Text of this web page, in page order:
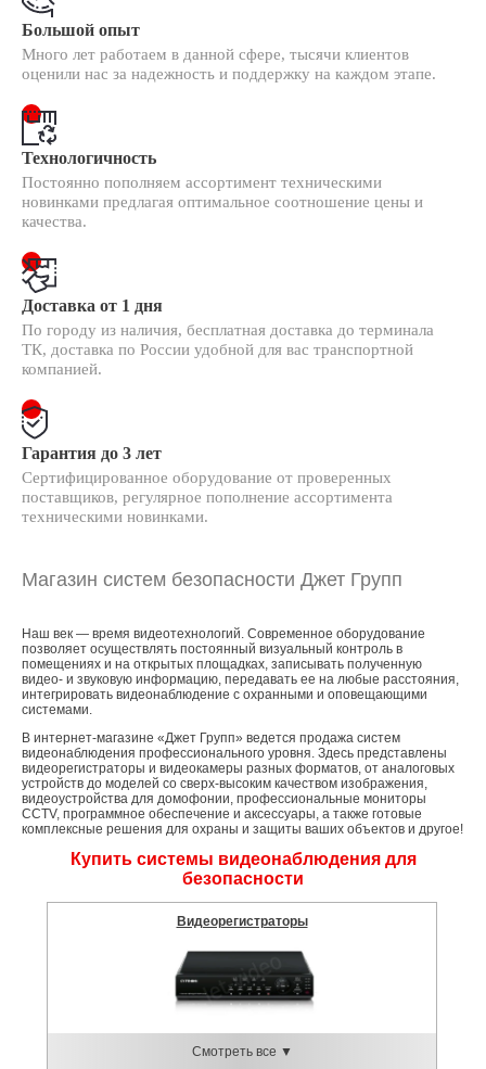
Большой опыт
Много лет работаем в данной сфере, тысячи клиентов
оценили нас за надежность и поддержку на каждом этапе.
Технологичность
Постоянно пополняем ассортимент техническими
новинками предлагая оптимальное соотношение цены и
качества.
Доставка от 1 дня
По городу из наличия, бесплатная доставка до терминала
ТК, доставка по России удобной для вас транспортной
компанией.
Гарантия до 3 лет
Сертифицированное оборудование от проверенных
поставщиков, регулярное пополнение ассортимента
техническими новинками.
Магазин систем безопасности Джет Групп
Наш век — время видеотехнологий. Современное оборудование
позволяет осуществлять постоянный визуальный контроль в
помещениях и на открытых площадках, записывать полученную
видео- и звуковую информацию, передавать ее на любые расстояния,
интегрировать видеонаблюдение с охранными и оповещающими
системами.
В интернет-магазине «Джет Групп» ведется продажа систем
видеонаблюдения профессионального уровня. Здесь представлены
видеорегистраторы и видеокамеры разных форматов, от аналоговых
устройств до моделей со сверх-высоким качеством изображения,
видеоустройства для домофонии, профессиональные мониторы
CCTV, программное обеспечение и аксессуары, а также готовые
комплексные решения для охраны и защиты ваших объектов и другое!
Купить системы видеонаблюдения для
безопасности
Видеорегистраторы
Смотреть все ▼